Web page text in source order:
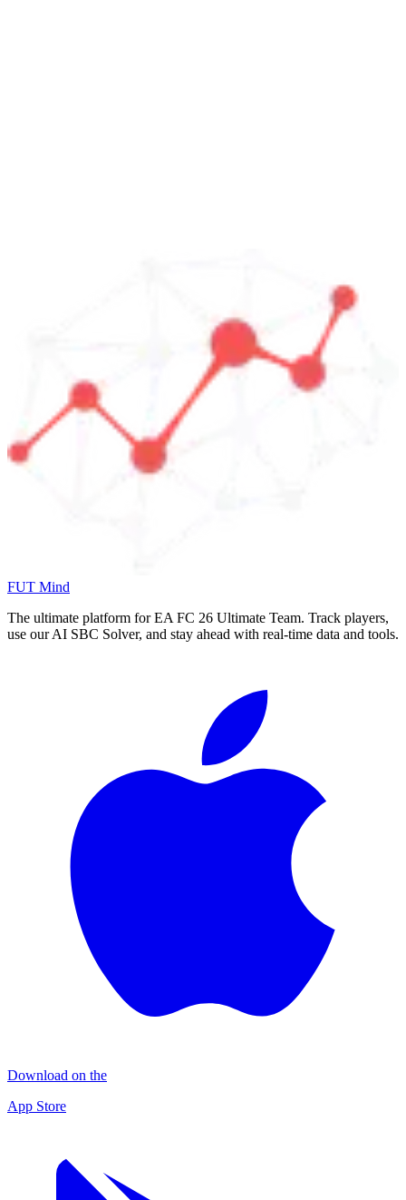
FUT Mind
The ultimate platform for EA FC 26 Ultimate Team. Track players,
use our AI SBC Solver, and stay ahead with real-time data and tools.
Download on the
App Store